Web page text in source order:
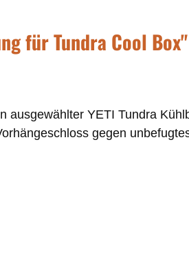
für Tundra Cool Box"
ausgewählter YETI Tundra
gegen